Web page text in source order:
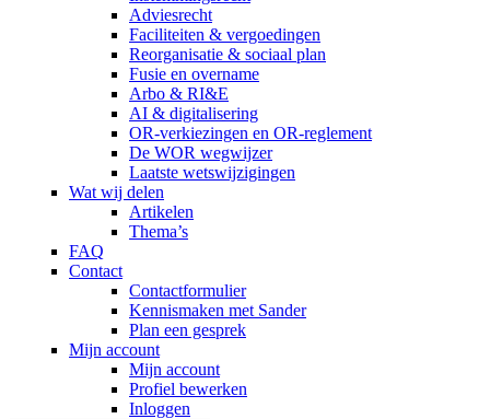
Adviesrecht
Faciliteiten & vergoedingen
Reorganisatie & sociaal plan
Fusie en overname
Arbo & RI&E
AI & digitalisering
OR-verkiezingen en OR-reglement
De WOR wegwijzer
Laatste wetswijzigingen
Wat wij delen
Artikelen
Thema’s
FAQ
Contact
Contactformulier
Kennismaken met Sander
Plan een gesprek
Mijn account
Mijn account
Profiel bewerken
Inloggen